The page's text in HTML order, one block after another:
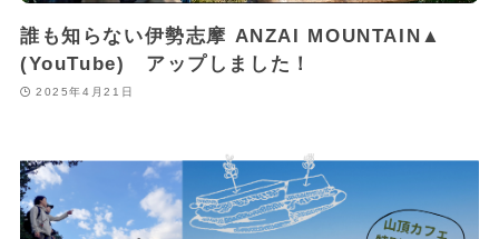
誰も知らない伊勢志摩 ANZAI MOUNTAIN▲
(YouTube) アップしました！
2025年4月21日